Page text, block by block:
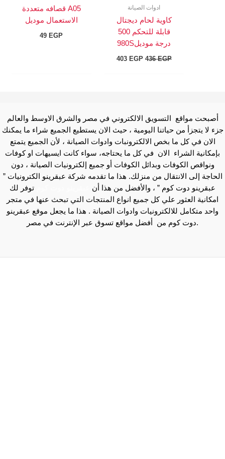
ادوات الصيانة
كاوية لحام ديجتال
قابلة للتحكم 500
درجة موديل980S
436EGP
403 EGP
A05 قصافه متعددة
الاستعمال موديل
49 EGP
أصبحت مواقع التسويق الالكتروني في مصر والشرق الاوسط والعالم
جزء لا يتجزأ من حياتنا اليومية ، حيث الان يستطيع الجميع شراء ما يمكنك
الان في كل ما بخص الالكترونبات وادوات الصيانة ، لأن الجميع يتمتع
بإمكانية الشراء الان في كل ما يحتاجه، سواء كانت ايسيهات او كوفات
ونواقص الكوفات وبدائل الكوفات أو جميع إلكترونيات الصيانة ، دون
الحاجة إلى الانتقال من منزلك. هذا ما تقدمه شركة عبقرينو الكترونيات ”
عبقرينو دوت كوم ” ، والأفضل من هذا أن
توفر لك
امكانية العثور علي كل جميع انواع المنتجات التي تبحث عنها في متجر
واحد متكامل للالكترونيات وادوات الصيانة . هذا ما يجعل موقع عبقرينو
دوت كوم من أفضل مواقع تسوق عبر الإنترنت في مصر.